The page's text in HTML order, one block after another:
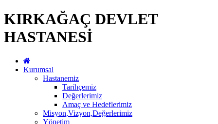
KIRKAĞAÇ DEVLET
HASTANESİ
Kurumsal
Hastanemiz
Tarihçemiz
Değerlerimiz
Amaç ve Hedeflerimiz
Misyon,Vizyon,Değerlerimiz
Yönetim